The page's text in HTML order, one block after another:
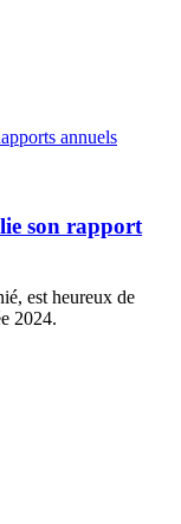
annuels
son rapport
est heureux de
2024.